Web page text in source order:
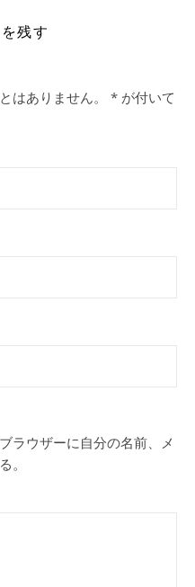
残す
はありません。 * が付いて
ラウザーに自分の名前、メ
。